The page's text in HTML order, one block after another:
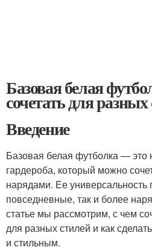
Базовая белая
сочетать для
Введение
Базовая белая футболка —
гардероба, который можно
нарядами. Ее универсальность
повседневные, так и более
статье мы рассмотрим, с чем
для разных стилей и как
и стильным.